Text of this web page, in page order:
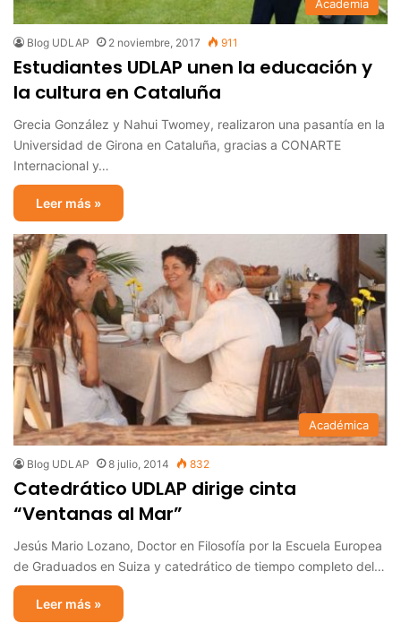
Academia
Blog UDLAP 2 noviembre, 2017 911
Estudiantes UDLAP unen la educación y
la cultura en Cataluña
Grecia González y Nahui Twomey, realizaron una pasantía en la
Universidad de Girona en Cataluña, gracias a CONARTE
Internacional y…
Leer más »
Académica
Blog UDLAP 8 julio, 2014 832
Catedrático UDLAP dirige cinta
“Ventanas al Mar”
Jesús Mario Lozano, Doctor en Filosofía por la Escuela Europea
de Graduados en Suiza y catedrático de tiempo completo del…
Leer más »